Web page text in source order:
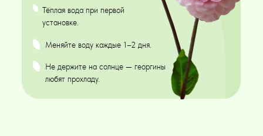
Тёплая вода при первой
установке.
Меняйте воду каждые 1–2 дня.
Не держите на солнце — георгины
любят прохладу.